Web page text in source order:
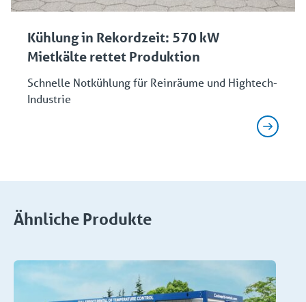
Kühlung in Rekordzeit: 570 kW
Mietkälte rettet Produktion
Schnelle Notkühlung für Reinräume und Hightech-
Industrie
Ähnliche Produkte